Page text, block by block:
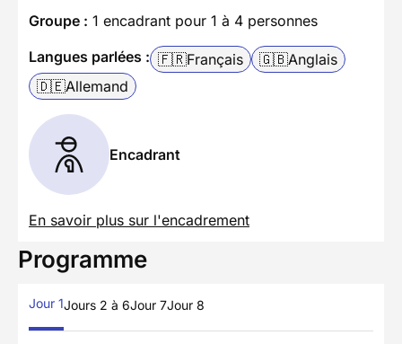
Groupe : 1 encadrant pour 1 à 4 personnes
Langues parlées : 🇫🇷Français 🇬🇧Anglais
🇩🇪Allemand
Encadrant
En savoir plus sur l'encadrement
Programme
Jour 1Jours 2 à 6Jour 7Jour 8